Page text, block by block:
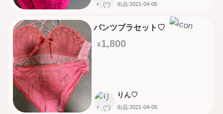
出品:2021-04-05
パンツブラセット♡
¥1,800
りん♡
出品:2021-04-05